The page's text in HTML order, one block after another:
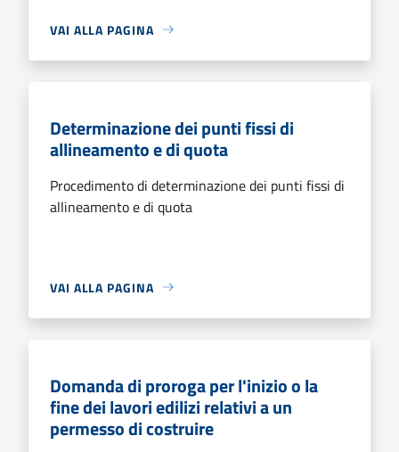
VAI ALLA PAGINA
Determinazione dei punti fissi di
allineamento e di quota
Procedimento di determinazione dei punti fissi di
allineamento e di quota
VAI ALLA PAGINA
Domanda di proroga per l'inizio o la
fine dei lavori edilizi relativi a un
permesso di costruire